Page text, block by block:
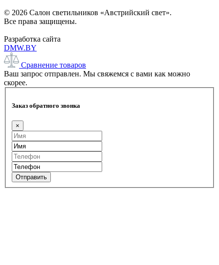
© 2026 Салон светильников «Австрийский свет».
Все права защищены.
Разработка сайта
DMW.BY
Сравнение товаров
Ваш запрос отправлен. Мы свяжемся с вами как можно
скорее.
Заказ обратного звонка
×
Отправить